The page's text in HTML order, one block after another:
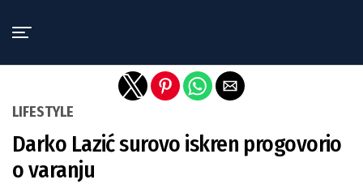
LIFESTYLE
Darko Lazić surovo iskren progovorio
o varanju